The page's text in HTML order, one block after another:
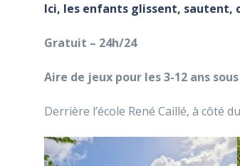
Ici, les enfants glissent, sautent,
Gratuit – 24h/24
Aire de jeux pour les 3-12 ans
Derrière l’école René Caillé, à côté